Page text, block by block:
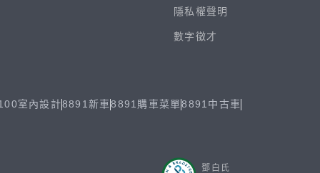
隱私權聲明
數字徵才
室內設計8891新車 8891購車菜單 8891中古車
鄧白氏